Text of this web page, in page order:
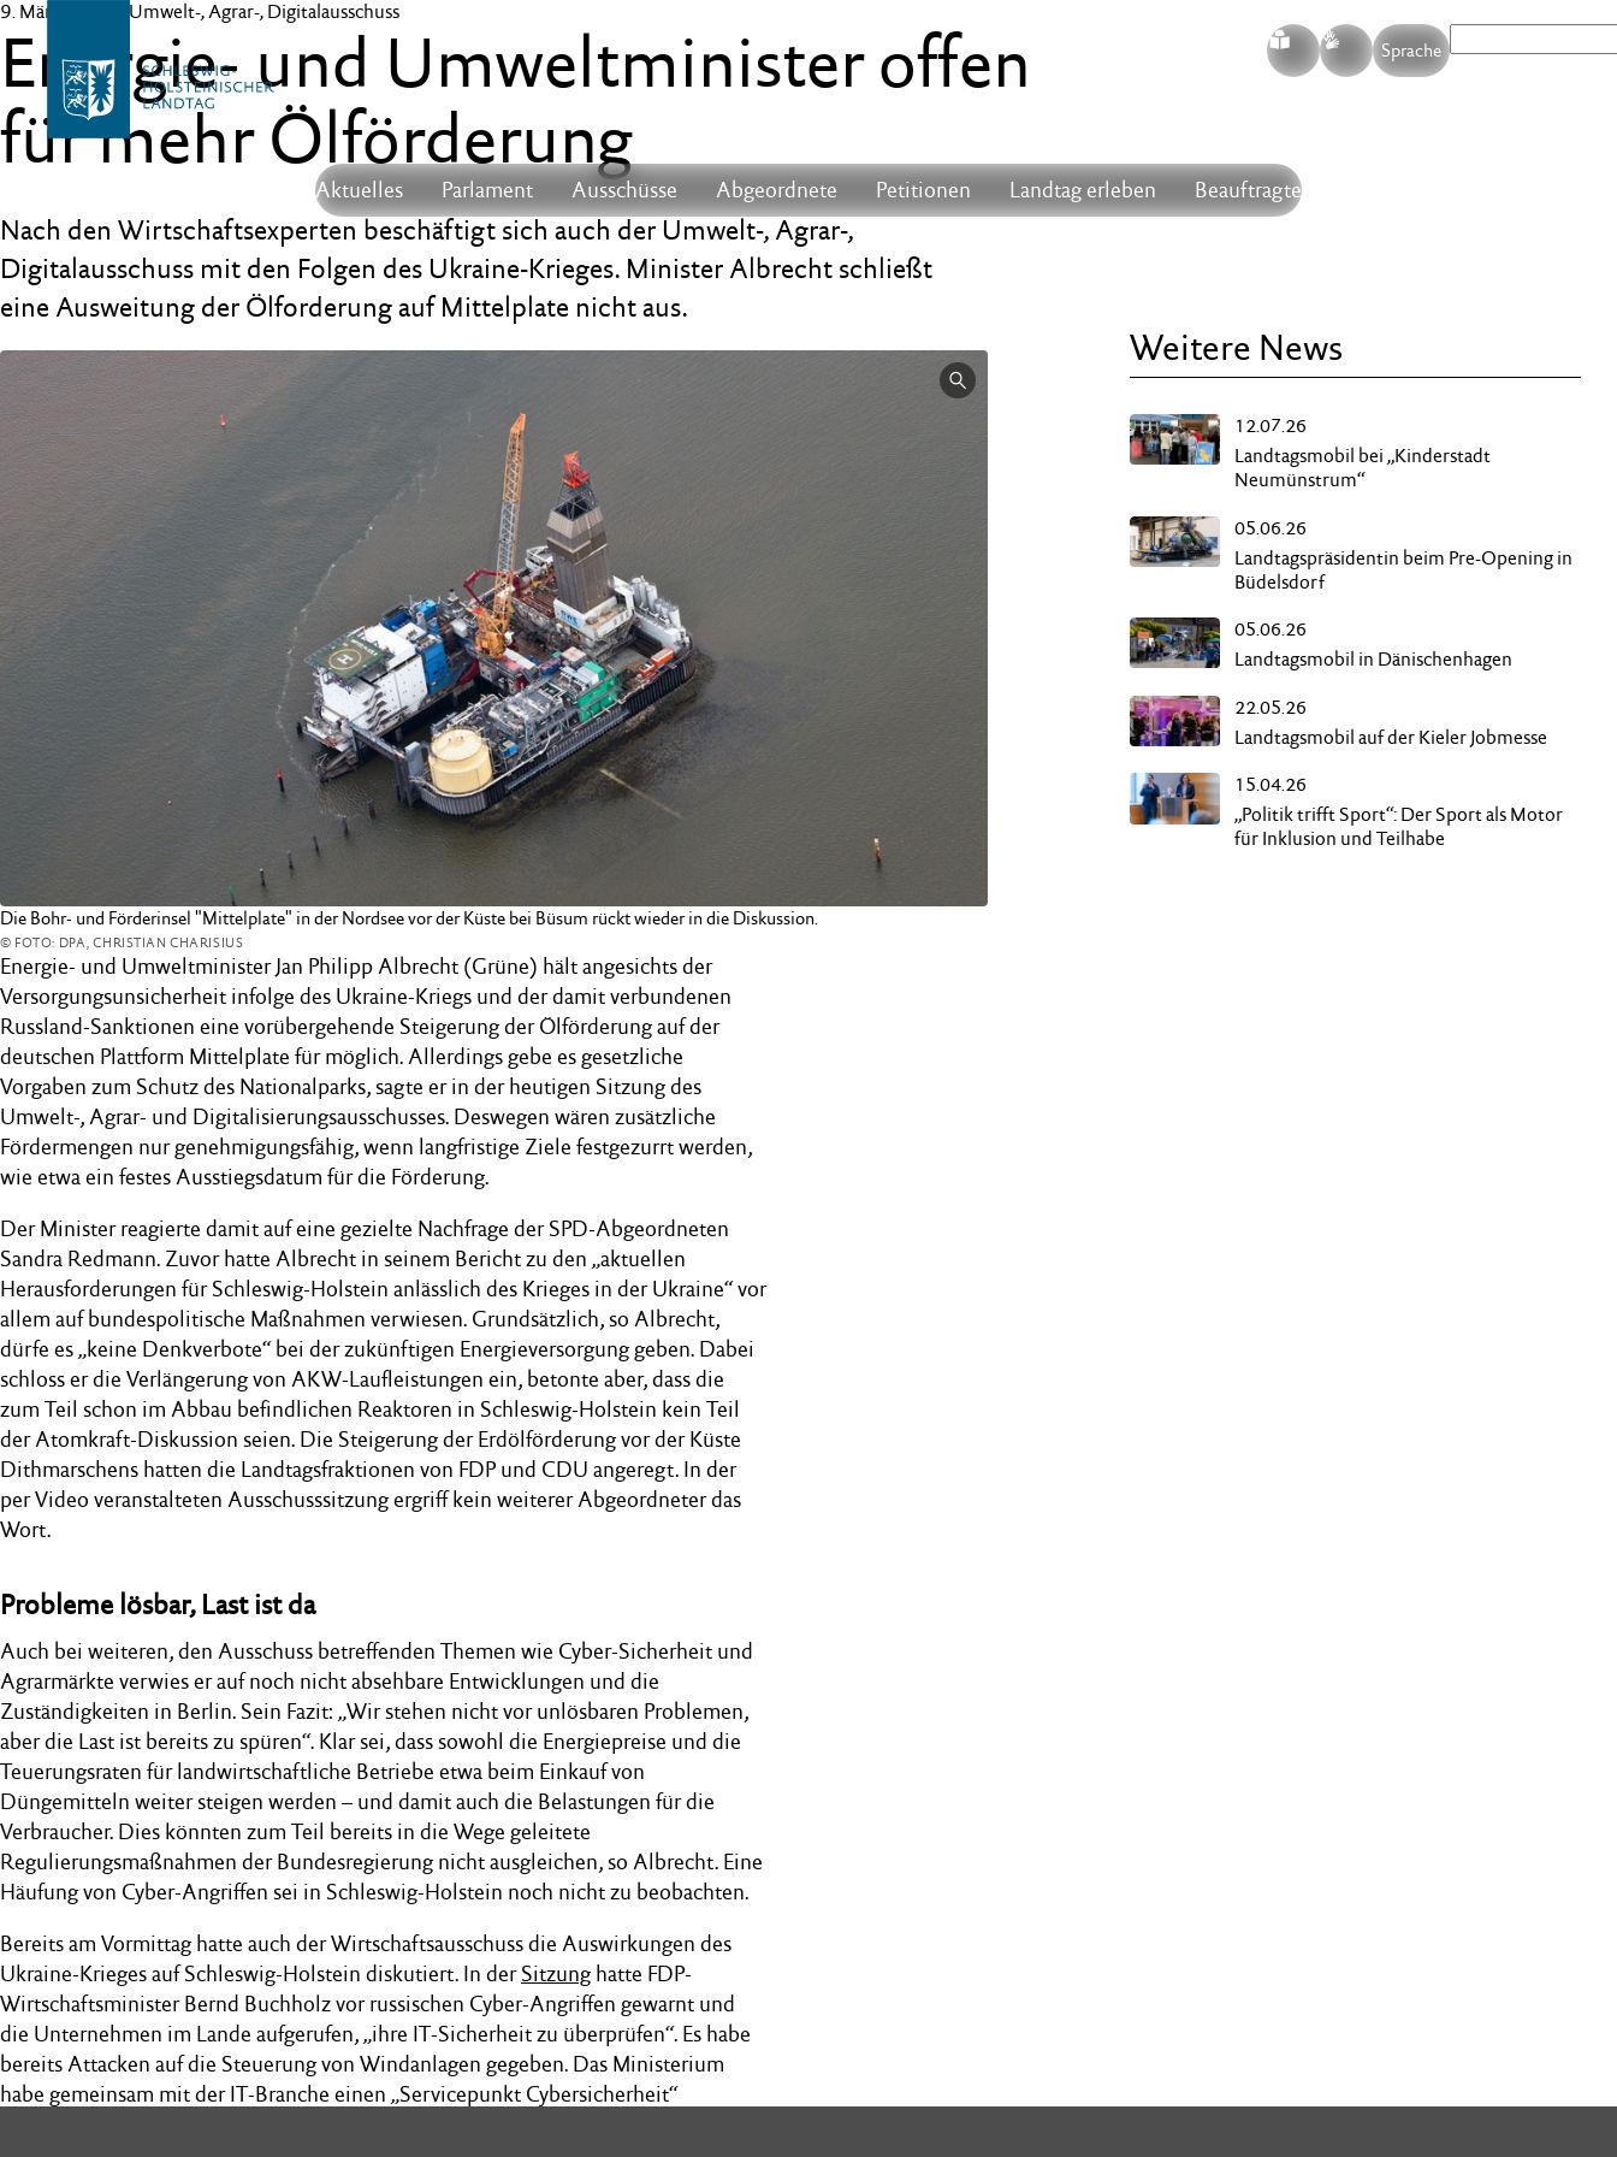
S G Sprache
Aktuelles Parlament Ausschüsse Abgeordnete Petitionen Landtag erleben Beauftragte
9. März 2022 – Umwelt-, Agrar-, Digitalausschuss
Energie- und Umweltminister offen
für mehr Ölförderung
Nach den Wirtschaftsexperten beschäftigt sich auch der Umwelt-, Agrar-,
Digitalausschuss mit den Folgen des Ukraine-Krieges. Minister Albrecht schließt
eine Ausweitung der Ölforderung auf Mittelplate nicht aus.
Die Bohr- und Förderinsel "Mittelplate" in der Nordsee vor der Küste bei Büsum rückt wieder in die Diskussion.
© FOTO: DPA, CHRISTIAN CHARISIUS
Energie- und Umweltminister Jan Philipp Albrecht (Grüne) hält angesichts der
Versorgungsunsicherheit infolge des Ukraine-Kriegs und der damit verbundenen
Russland-Sanktionen eine vorübergehende Steigerung der Ölförderung auf der
deutschen Plattform Mittelplate für möglich. Allerdings gebe es gesetzliche
Vorgaben zum Schutz des Nationalparks, sagte er in der heutigen Sitzung des
Umwelt-, Agrar- und Digitalisierungsausschusses. Deswegen wären zusätzliche
Fördermengen nur genehmigungsfähig, wenn langfristige Ziele festgezurrt werden,
wie etwa ein festes Ausstiegsdatum für die Förderung.
Der Minister reagierte damit auf eine gezielte Nachfrage der SPD-Abgeordneten
Sandra Redmann. Zuvor hatte Albrecht in seinem Bericht zu den „aktuellen
Herausforderungen für Schleswig-Holstein anlässlich des Krieges in der Ukraine“ vor
allem auf bundespolitische Maßnahmen verwiesen. Grundsätzlich, so Albrecht,
dürfe es „keine Denkverbote“ bei der zukünftigen Energieversorgung geben. Dabei
schloss er die Verlängerung von AKW-Laufleistungen ein, betonte aber, dass die
zum Teil schon im Abbau befindlichen Reaktoren in Schleswig-Holstein kein Teil
der Atomkraft-Diskussion seien. Die Steigerung der Erdölförderung vor der Küste
Dithmarschens hatten die Landtagsfraktionen von FDP und CDU angeregt. In der
per Video veranstalteten Ausschusssitzung ergriff kein weiterer Abgeordneter das
Wort.
Probleme lösbar, Last ist da
Auch bei weiteren, den Ausschuss betreffenden Themen wie Cyber-Sicherheit und
Agrarmärkte verwies er auf noch nicht absehbare Entwicklungen und die
Zuständigkeiten in Berlin. Sein Fazit: „Wir stehen nicht vor unlösbaren Problemen,
aber die Last ist bereits zu spüren“. Klar sei, dass sowohl die Energiepreise und die
Teuerungsraten für landwirtschaftliche Betriebe etwa beim Einkauf von
Düngemitteln weiter steigen werden – und damit auch die Belastungen für die
Verbraucher. Dies könnten zum Teil bereits in die Wege geleitete
Regulierungsmaßnahmen der Bundesregierung nicht ausgleichen, so Albrecht. Eine
Häufung von Cyber-Angriffen sei in Schleswig-Holstein noch nicht zu beobachten.
Bereits am Vormittag hatte auch der Wirtschaftsausschuss die Auswirkungen des
Ukraine-Krieges auf Schleswig-Holstein diskutiert. In derSitzunghatte FDP-
Wirtschaftsminister Bernd Buchholz vor russischen Cyber-Angriffen gewarnt und
die Unternehmen im Lande aufgerufen, „ihre IT-Sicherheit zu überprüfen“. Es habe
bereits Attacken auf die Steuerung von Windanlagen gegeben. Das Ministerium
habe gemeinsam mit der IT-Branche einen „Servicepunkt Cybersicherheit“
Weitere News
12.07.26
Landtagsmobil bei „Kinderstadt
Neumünstrum“
05.06.26
Landtagspräsidentin beim Pre-Opening in
Büdelsdorf
05.06.26
Landtagsmobil in Dänischenhagen
22.05.26
Landtagsmobil auf der Kieler Jobmesse
15.04.26
„Politik trifft Sport“: Der Sport als Motor
für Inklusion und Teilhabe